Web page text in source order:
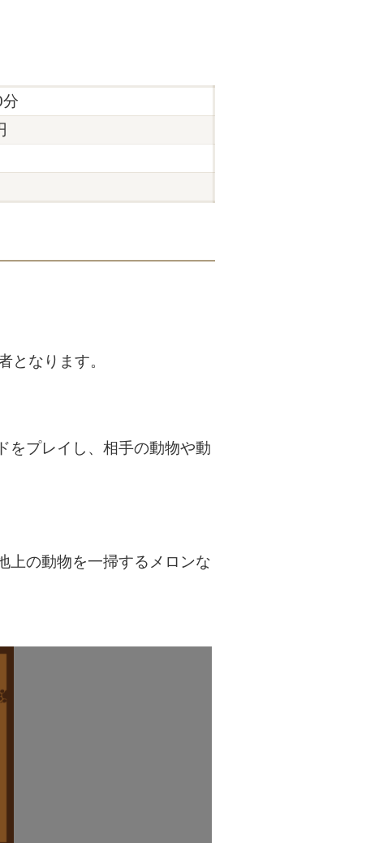
となります。
をプレイし、相手の動物や動
上の動物を一掃するメロンな